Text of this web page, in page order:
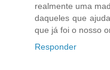
realmente uma
daqueles que
que já foi o nosso
Responder